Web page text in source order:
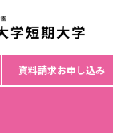
資料請求お申し込み
ついて
▶︎ コピーライト